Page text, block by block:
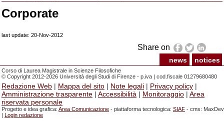
Corporate
last update: 20-Nov-2012
Share on
news notices
Corso di Laurea Magistrale in Scienze Filosofiche
© Copyright 2012-2026 Università degli Studi di Firenze - p.iva | cod.fiscale 01279680480
Redazione Web | Mappa del sito | Note legali | Privacy policy |
Amministrazione trasparente | Accessibilità | Monitoraggio | Area
riservata personale
Progetto e idea grafica: Area Comunicazione - piattaforma tecnologica: SIAF - cms: MaxDev
| Login redazione